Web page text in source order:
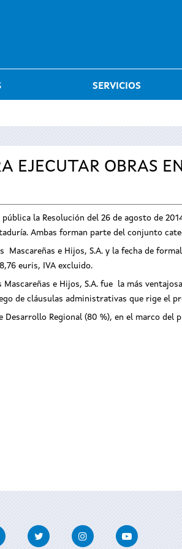
SERVICIOS
EJECUTAR OBRAS
la Resolución del 26 de agosto de
Ambas forman parte del conjunto
Mascareñas e Hijos, S.A. y la fecha de
euris, IVA excluido.
e Hijos, S.A. fue la más
de cláusulas administrativas que rige el
Regional (80 %), en el marco del
FacebookTwitter InstagramYoutube